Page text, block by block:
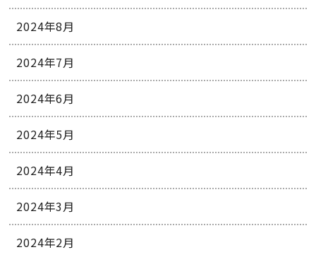
2024年8月
2024年7月
2024年6月
2024年5月
2024年4月
2024年3月
2024年2月